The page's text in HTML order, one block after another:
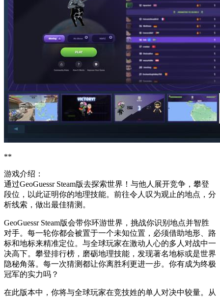
**
游戏介绍：
通过GeoGuessr Steam版去探索世界！与他人展开竞争，攀登
段位，以此证明你的地理技能。前往令人叹为观止的地点，分
析线索，做出最佳猜测。
GeoGuessr Steam版会带你环游世界，挑战你识别地点并智胜
对手。每一轮你都会被置于一个未知位置，必须借助地形、路
标和地标来精准定位。与全球玩家在激动人心的多人对战中一
决高下。攀登排行榜，磨砺地理技能，发现著名地标或是世界
隐秘角落。每一次猜测都让你离胜利更进一步。你有成为终极
冠军的实力吗？
在此版本中，你将与全球玩家在竞技姓的单人对决中较量。从